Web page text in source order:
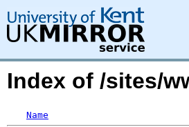
Index of /sites/
Name